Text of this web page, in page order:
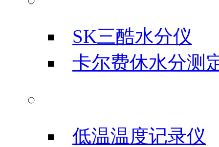
SK三酷水分仪
卡尔费休水分测
低温温度记录仪